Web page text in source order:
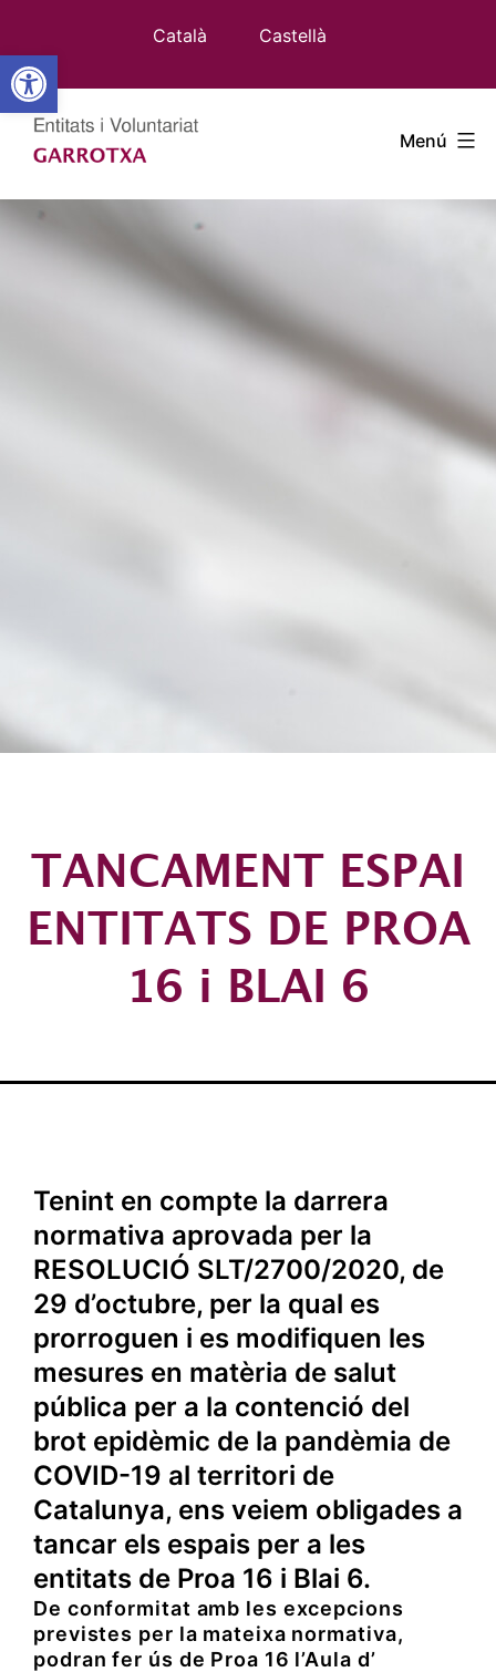
Obre la barra d'eines
al
contingut
Català Castellà
Menú
TANCAMENT ESPAI
ENTITATS DE PROA
16 i BLAI 6
Tenint en compte la darrera
normativa aprovada per la
RESOLUCIÓ SLT/2700/2020, de
29 d’octubre, per la qual es
prorroguen i es modifiquen les
mesures en matèria de salut
pública per a la contenció del
brot epidèmic de la pandèmia de
COVID-19 al territori de
Catalunya, ens veiem obligades a
tancar els espais per a les
entitats de Proa 16 i Blai 6.
De conformitat amb les excepcions
previstes per la mateixa normativa,
podran fer ús de Proa 16 l’Aula d’